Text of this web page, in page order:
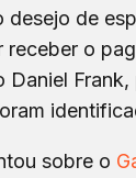
desejo de
o
Daniel
sobre o